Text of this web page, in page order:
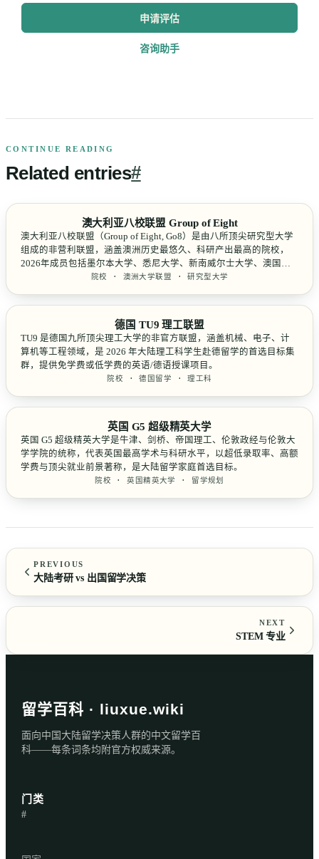
申请评估
咨询助手
CONTINUE READING
Related entries#
澳大利亚八校联盟 Group of Eight
澳大利亚八校联盟（Group of Eight, Go8）是由八所顶尖研究型大学
组成的非营利联盟，涵盖澳洲历史最悠久、科研产出最高的院校，
2026年成员包括墨尔本大学、悉尼大学、新南威尔士大学、澳国立
大学、蒙纳士大学、昆士兰大学、西澳大学、阿德莱德大学。
院校 · 澳洲大学联盟 · 研究型大学
德国 TU9 理工联盟
TU9 是德国九所顶尖理工大学的非官方联盟，涵盖机械、电子、计
算机等工程领域，是 2026 年大陆理工科学生赴德留学的首选目标集
群，提供免学费或低学费的英语/德语授课项目。
院校 · 德国留学 · 理工科
英国 G5 超级精英大学
英国 G5 超级精英大学是牛津、剑桥、帝国理工、伦敦政经与伦敦大
学学院的统称，代表英国最高学术与科研水平，以超低录取率、高额
学费与顶尖就业前景著称，是大陆留学家庭首选目标。
院校 · 英国精英大学 · 留学规划
PREVIOUS
大陆考研 vs 出国留学决策
NEXT
STEM 专业
留学百科 · liuxue.wiki
面向中国大陆留学决策人群的中文留学百
科——每条词条均附官方权威来源。
门类
#